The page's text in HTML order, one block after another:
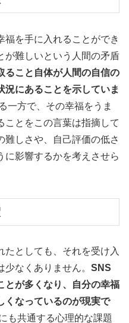
福を手に入れることができ
が難しいという人間の矛盾
ること自体が人間の自信の
況にあることを示していま
一方で、その幸福をうま
ことをこの言葉は指摘して
難しさや、自己評価の低さ
に影響するかを考えさせら
たとしても、それを受け入
なくありません。 SNS
とが多くなり、自分の幸福
くなっているのが現実で
も共通する心理的な課題